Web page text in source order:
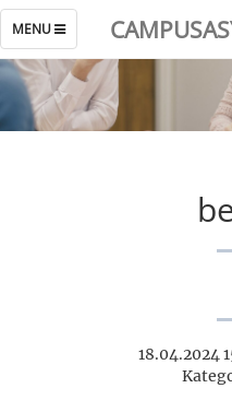
TOGGLE
NAVIGATION
MENU
18.04.2024